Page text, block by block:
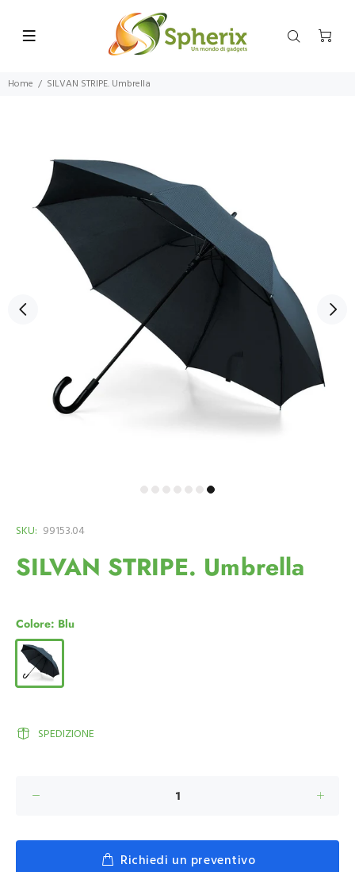
Home SILVAN STRIPE. Umbrella
SKU: 99153.04
SILVAN STRIPE. Umbrella
Colore: Blu
SPEDIZIONE
Richiedi un preventivo